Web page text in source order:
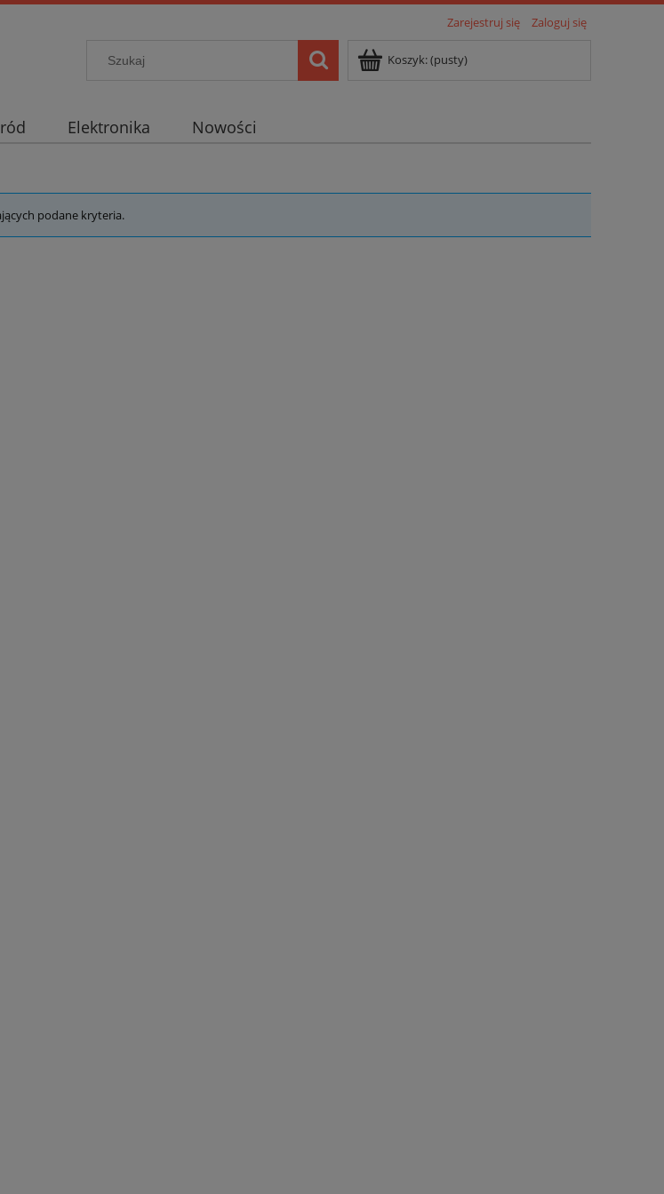
Zarejestruj się Zaloguj się
Koszyk:(pusty)
Elektronika Nowości
podane kryteria.